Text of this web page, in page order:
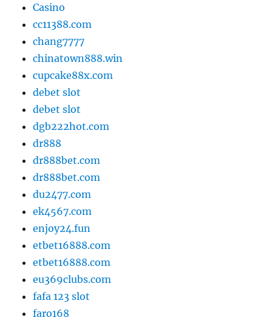
Casino
cc11388.com
chang7777
chinatown888.win
cupcake88x.com
debet slot
debet slot
dgb222hot.com
dr888
dr888bet.com
dr888bet.com
du2477.com
ek4567.com
enjoy24.fun
etbet16888.com
etbet16888.com
eu369clubs.com
fafa 123 slot
faro168